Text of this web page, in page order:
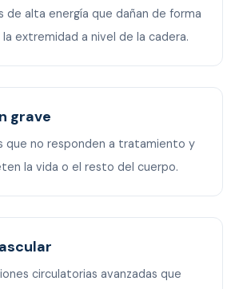
de alta energía que dañan de forma
extremidad a nivel de la cadera.
grave
que no responden a tratamiento y
la vida o el resto del cuerpo.
circulatorias avanzadas que